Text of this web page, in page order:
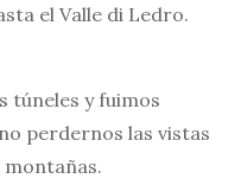
el Valle di Ledro.
túneles y fuimos
perdernos las vistas
montañas.